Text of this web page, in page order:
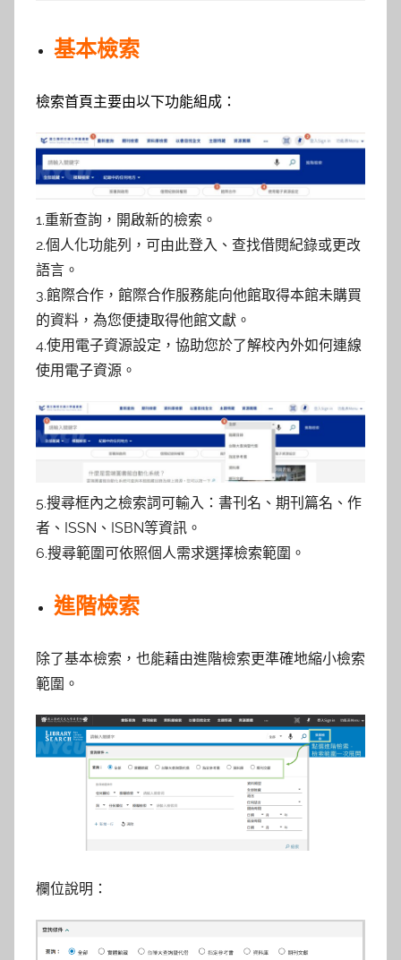
基本檢索
檢索首頁主要由以下功能組成：
1.重新查詢，開啟新的檢索。
2.個人化功能列，可由此登入、查找借閱紀錄或更改
語言。
3.館際合作，館際合作服務能向他館取得本館未購買
的資料，為您便捷取得他館文獻。
4.使用電子資源設定，協助您於了解校內外如何連線
使用電子資源。
5.搜尋框內之檢索詞可輸入：書刊名、期刊篇名、作
者、ISSN、ISBN等資訊。
6.搜尋範圍可依照個人需求選擇檢索範圍。
進階檢索
除了基本檢索，也能藉由進階檢索更準確地縮小檢索
範圍。
欄位說明：